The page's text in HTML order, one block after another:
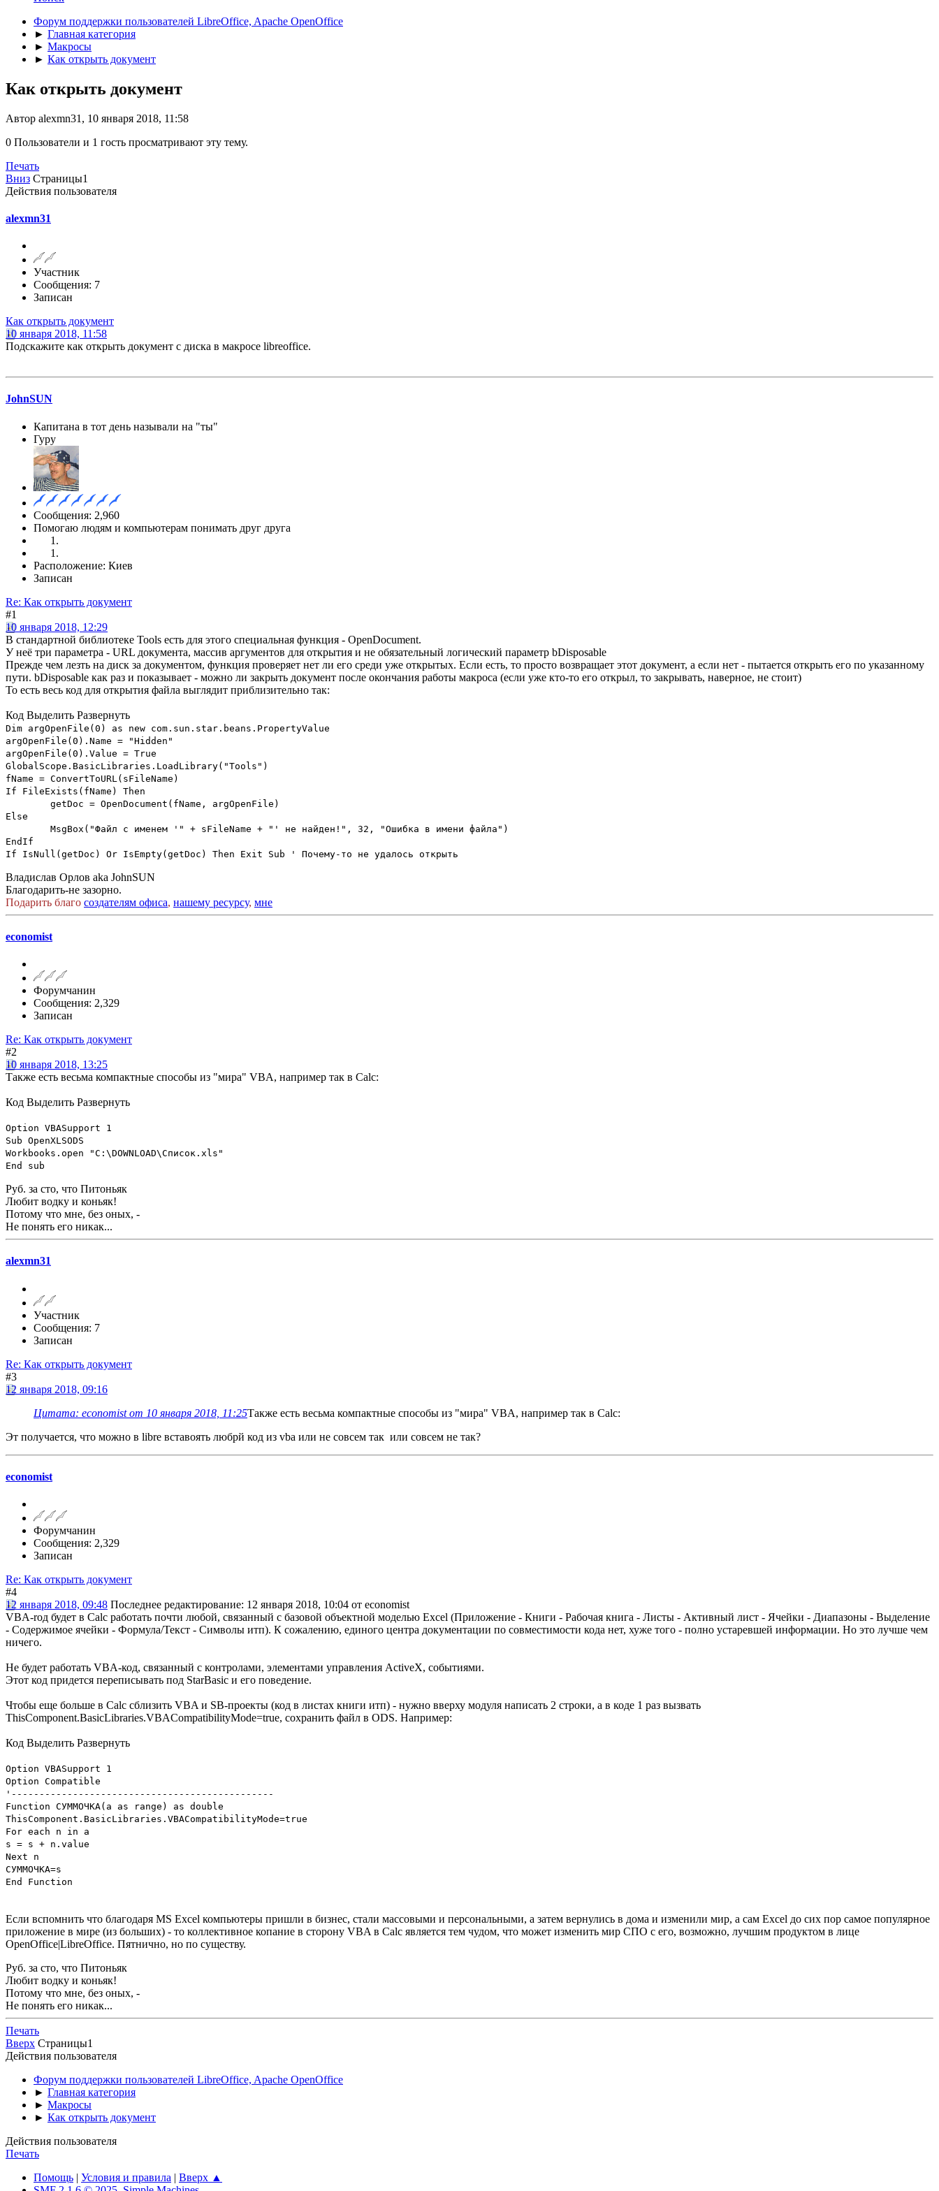
Форум поддержки пользователей LibreOffice, Apache OpenOffice
► Главная категория
► Макросы
► Как открыть документ
Как открыть документ
Автор alexmn31, 10 января 2018, 11:58
0 Пользователи и 1 гость просматривают эту тему.
Печать
Вниз Страницы1
Действия пользователя
alexmn31
Участник
Сообщения: 7
Записан
Как открыть документ
10 января 2018, 11:58
Подскажите как открыть документ с диска в макросе libreoffice.
JohnSUN
Капитана в тот день называли на "ты"
Гуру
Сообщения: 2,960
Помогаю людям и компьютерам понимать друг друга
Расположение: Киев
Записан
Re: Как открыть документ
#1
10 января 2018, 12:29
В стандартной библиотеке Tools есть для этого специальная функция - OpenDocument.
У неё три параметра - URL документа, массив аргументов для открытия и не обязательный логический параметр bDisposable
Прежде чем лезть на диск за документом, функция проверяет нет ли его среди уже открытых. Если есть, то просто возвращает этот документ, а если нет - пытается открыть его по указанному
пути. bDisposable как раз и показывает - можно ли закрыть документ после окончания работы макроса (если уже кто-то его открыл, то закрывать, наверное, не стоит)
То есть весь код для открытия файла выглядит приблизительно так:
Код Выделить Развернуть
Dim argOpenFile(0) as new com.sun.star.beans.PropertyValue
argOpenFile(0).Name = "Hidden"
argOpenFile(0).Value = True
GlobalScope.BasicLibraries.LoadLibrary("Tools")
fName = ConvertToURL(sFileName)
If FileExists(fName) Then
getDoc = OpenDocument(fName, argOpenFile)
Else
MsgBox("Файл с именем '" + sFileName + "' не найден!", 32, "Ошибка в имени файла")
EndIf
If IsNull(getDoc) Or IsEmpty(getDoc) Then Exit Sub ' Почему-то не удалось открыть
Владислав Орлов aka JohnSUN
Благодарить-не зазорно.
Подарить благо создателям офиса, нашему ресурсу, мне
economist
Форумчанин
Сообщения: 2,329
Записан
Re: Как открыть документ
#2
10 января 2018, 13:25
Также есть весьма компактные способы из "мира" VBA, например так в Calc:
Код Выделить Развернуть
Option VBASupport 1
Sub OpenXLSODS
Workbooks.open "C:\DOWNLOAD\Список.xls"
End sub
Руб. за сто, что Питоньяк
Любит водку и коньяк!
Потому что мне, без оных, -
Не понять его никак...
alexmn31
Участник
Сообщения: 7
Записан
Re: Как открыть документ
#3
12 января 2018, 09:16
Цитата: economist от 10 января 2018, 11:25Также есть весьма компактные способы из "мира" VBA, например так в Calc:
Эт получается, что можно в libre вставоять любрй код из vba или не совсем так или совсем не так?
economist
Форумчанин
Сообщения: 2,329
Записан
Re: Как открыть документ
#4
12 января 2018, 09:48 Последнее редактирование: 12 января 2018, 10:04 от economist
VBA-rод будет в Calc работать почти любой, связанный с базовой объектной моделью Excel (Приложение - Книги - Рабочая книга - Листы - Активный лист - Ячейки - Диапазоны - Выделение
- Содержимое ячейки - Формула/Текст - Символы итп). К сожалению, единого центра документации по совместимости кода нет, хуже того - полно устаревшей информации. Но это лучше чем
ничего.
Не будет работать VBA-код, связанный с контролами, элементами управления ActiveX, событиями.
Этот код придется переписывать под StarBasic и его поведение.
Чтобы еще больше в Calc cблизить VBA и SB-проекты (код в листах книги итп) - нужно вверху модуля написать 2 строки, а в коде 1 раз вызвать
ThisComponent.BasicLibraries.VBACompatibilityMode=true, сохранить файл в ODS. Например:
Код Выделить Развернуть
Option VBASupport 1
Option Compatible
'-----------------------------------------------
Function СУММОЧКА(a as range) as double
ThisComponent.BasicLibraries.VBACompatibilityMode=true
For each n in a
s = s + n.value
Next n
СУММОЧКА=s
End Function
Если вспомнить что благодаря MS Excel компьютеры пришли в бизнес, стали массовыми и персональными, а затем вернулись в дома и изменили мир, а сам Excel до сих пор самое популярное
приложение в мире (из больших) - то коллективное копание в сторону VBA в Calc является тем чудом, что может изменить мир СПО с его, возможно, лучшим продуктом в лице
OpenOffice|LibreOffice. Пятнично, но по существу.
Руб. за сто, что Питоньяк
Любит водку и коньяк!
Потому что мне, без оных, -
Не понять его никак...
Печать
Вверх Страницы1
Действия пользователя
Форум поддержки пользователей LibreOffice, Apache OpenOffice
► Главная категория
► Макросы
► Как открыть документ
Действия пользователя
Печать
Помощь | Условия и правила | Вверх ▲